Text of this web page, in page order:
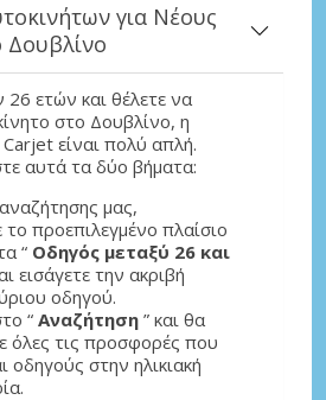
για Νέους
ετών και θέλετε να
στο Δουβλίνο, η
Carjet είναι πολύ απλή.
αυτά τα δύο βήματα:
μας,
το προεπιλεγμένο πλαίσιο
“ Οδηγός μεταξύ 26 και
εισάγετε την ακριβή
οδηγού.
“ Αναζήτηση ” και θα
όλες τις προσφορές που
οδηγούς στην ηλικιακή